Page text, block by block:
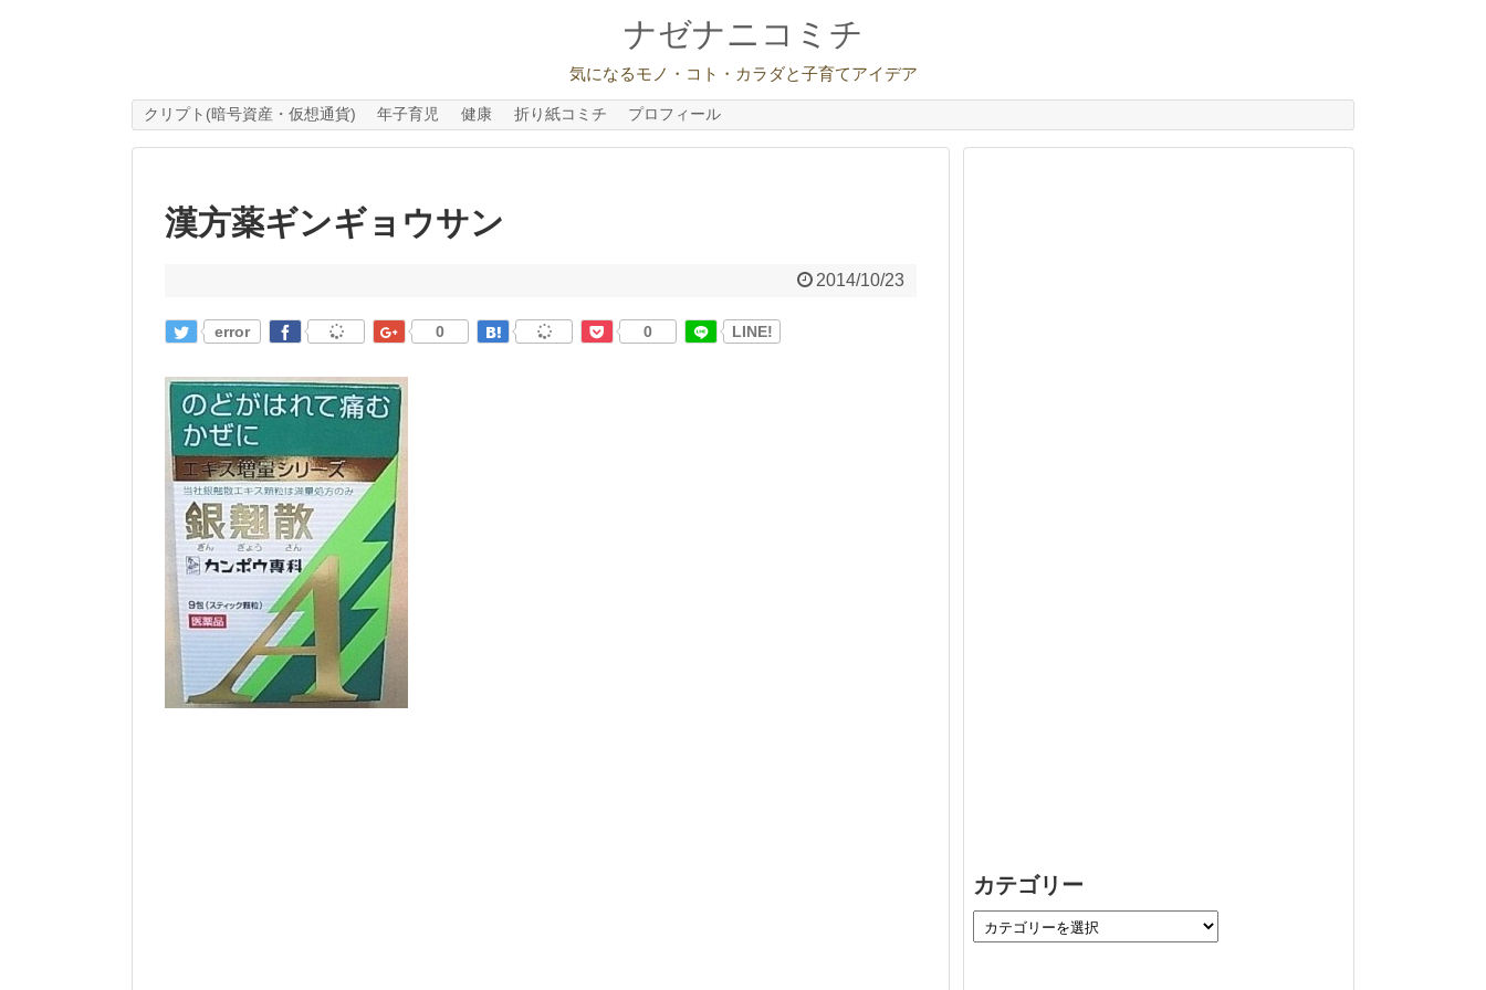
ナゼナニコミチ
気になるモノ・コト・カラダと子育てアイデア
クリプト(暗号資産・仮想通貨) 年子育児 健康 折り紙コミチ プロフィール
漢方薬ギンギョウサン
2014/10/23
error 0 0 LINE!
カテゴリー